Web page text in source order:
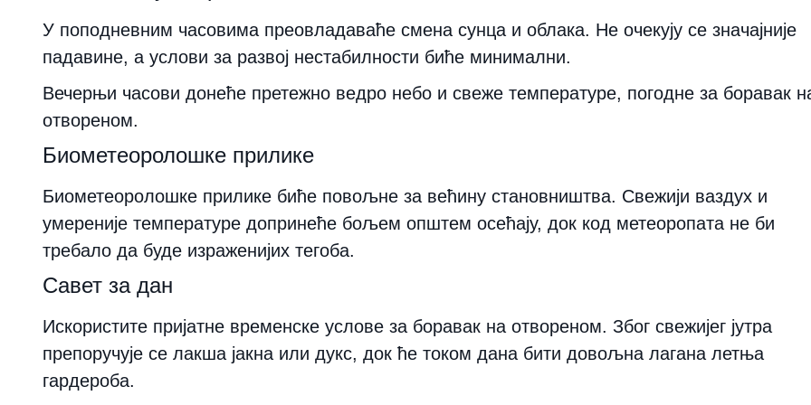
У поподневним часовима преовладаваће смена сунца и облака. Не очекују се значајније
падавине, а услови за развој нестабилности биће минимални.
Вечерњи часови донеће претежно ведро небо и свеже температуре, погодне за боравак
отвореном.
Биометеоролошке прилике
Биометеоролошке прилике биће повољне за већину становништва. Свежији ваздух и
умереније температуре допринеће бољем општем осећају, док код метеоропата не би
требало да буде израженијих тегоба.
Савет за дан
Искористите пријатне временске услове за боравак на отвореном. Због свежијег јутра
препоручује се лакша јакна или дукс, док ће током дана бити довољна лагана летња
гардероба.